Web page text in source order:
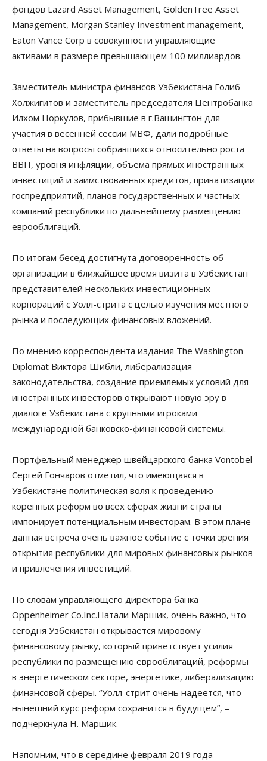
фондов Lazard Asset Management, GoldenTree Asset
Management, Morgan Stanley Investment management,
Eaton Vance Corp в совокупности управляющие
активами в размере превышающем 100 миллиардов.
Заместитель министра финансов Узбекистана Голиб
Холжигитов и заместитель председателя Центробанка
Илхом Норкулов, прибывшие в г.Вашингтон для
участия в весенней сессии МВФ, дали подробные
ответы на вопросы собравшихся относительно роста
ВВП, уровня инфляции, объема прямых иностранных
инвестиций и заимствованных кредитов, приватизации
госпредприятий, планов государственных и частных
компаний республики по дальнейшему размещению
еврооблигаций.
По итогам бесед достигнута договоренность об
организации в ближайшее время визита в Узбекистан
представителей нескольких инвестиционных
корпораций с Уолл-стрита с целью изучения местного
рынка и последующих финансовых вложений.
По мнению корреспондента издания The Washington
Diplomat Виктора Шибли, либерализация
законодательства, создание приемлемых условий для
иностранных инвесторов открывают новую эру в
диалоге Узбекистана с крупными игроками
международной банковско-финансовой системы.
Портфельный менеджер швейцарского банка Vontobel
Сергей Гончаров отметил, что имеющаяся в
Узбекистане политическая воля к проведению
коренных реформ во всех сферах жизни страны
импонирует потенциальным инвесторам. В этом плане
данная встреча очень важное событие с точки зрения
открытия республики для мировых финансовых рынков
и привлечения инвестиций.
По словам управляющего директора банка
Oppenheimer Co.Inc.Натали Маршик, очень важно, что
сегодня Узбекистан открывается мировому
финансовому рынку, который приветствует усилия
республики по размещению еврооблигаций, реформы
в энергетическом секторе, энергетике, либерализацию
финансовой сферы. “Уолл-стрит очень надеется, что
нынешний курс реформ сохранится в будущем”, –
подчеркнула Н. Маршик.
Напомним, что в середине февраля 2019 года